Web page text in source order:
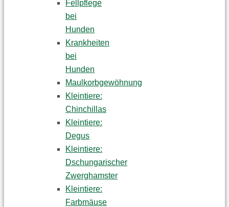
Fellpflege
bei
Hunden
Krankheiten
bei
Hunden
Maulkorbgewöhnung
Kleintiere:
Chinchillas
Kleintiere:
Degus
Kleintiere:
Dschungarischer
Zwerghamster
Kleintiere:
Farbmäuse